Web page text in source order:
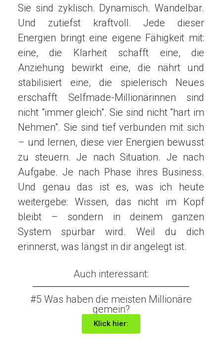
Sie sind zyklisch. Dynamisch. Wandelbar.
Und zutiefst kraftvoll. Jede dieser
Energien bringt eine eigene Fähigkeit mit:
eine, die Klarheit schafft eine, die
Anziehung bewirkt eine, die nährt und
stabilisiert eine, die spielerisch Neues
erschafft Selfmade-Millionärinnen sind
nicht "immer gleich". Sie sind nicht "hart im
Nehmen". Sie sind tief verbunden mit sich
– und lernen, diese vier Energien bewusst
zu steuern. Je nach Situation. Je nach
Aufgabe. Je nach Phase ihres Business.
Und genau das ist es, was ich heute
weitergebe: Wissen, das nicht im Kopf
bleibt – sondern in deinem ganzen
System spürbar wird. Weil du dich
erinnerst, was längst in dir angelegt ist.
Auch interessant:
#5 Was haben die meisten Millionäre
gemein?
Klick hier: